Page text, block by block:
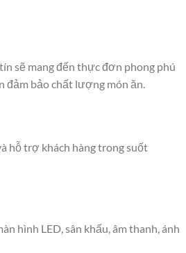
sẽ mang đến thực đơn phong phú
đảm bảo chất lượng món ăn.
hỗ trợ khách hàng trong suốt
hình LED, sân khấu, âm thanh, ánh